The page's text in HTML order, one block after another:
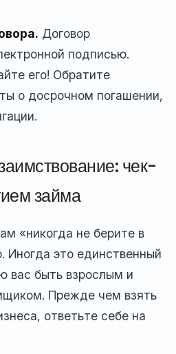
Договор
подписью.
его! Обратите
о досрочном погашении,
чек-
займа
«никогда не берите в
это единственный
вас быть взрослым и
Прежде чем взять
ответьте себе на